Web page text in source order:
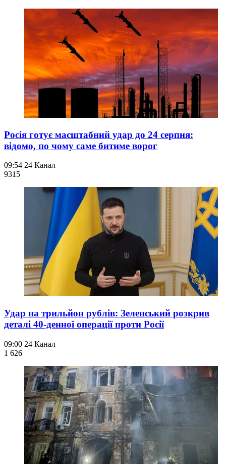
Росія готує масштабний удар до 24 серпня:
відомо, по чому саме битиме ворог
09:54 24 Канал
931 5
Удар на трильйон рублів: Зеленський розкрив
деталі 40-денної операції проти Росії
09:00 24 Канал
1 626